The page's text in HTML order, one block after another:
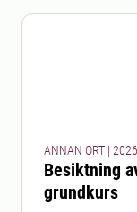
ANNAN ORT |
Besiktning
grundkurs